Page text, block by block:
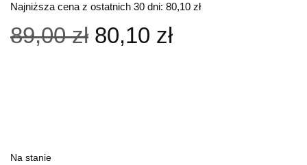
Najniższa cena z ostatnich 30 dni: 80,10 zł
89,00zł 80,10 zł
Na stanie